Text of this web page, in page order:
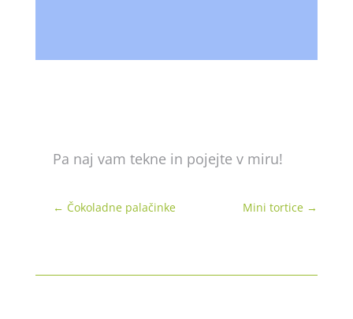
Pa naj vam tekne in pojejte v miru!
← Čokoladne palačinke Mini tortice →